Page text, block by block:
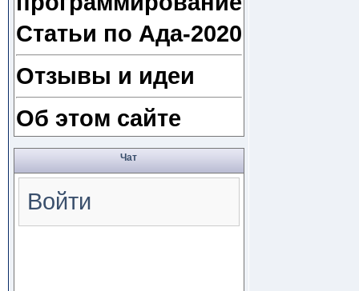
Статьи по Ада-2020
Отзывы и идеи
Об этом сайте
Чат
Войти